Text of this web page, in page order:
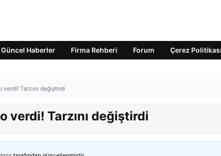
Güncel Haberler Firma Rehberi Forum Çerez Politikası
Tarzını değiştirdi
verdi! Tarzını değiştirdi